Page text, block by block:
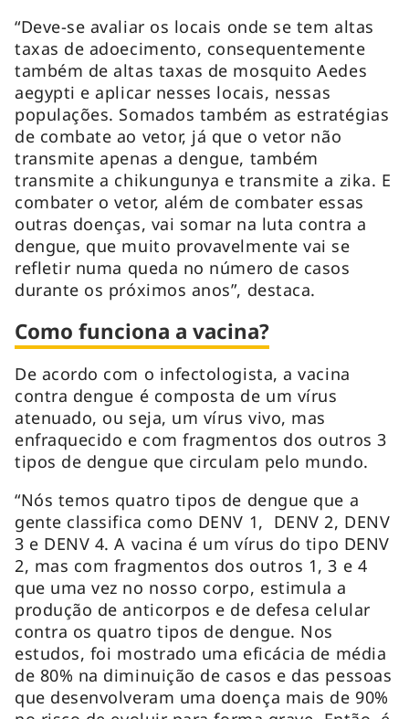
“Deve-se avaliar os locais onde se tem altas
taxas de adoecimento, consequentemente
também de altas taxas de mosquito Aedes
aegypti e aplicar nesses locais, nessas
populações. Somados também as estratégias
de combate ao vetor, já que o vetor não
transmite apenas a dengue, também
transmite a chikungunya e transmite a zika. E
combater o vetor, além de combater essas
outras doenças, vai somar na luta contra a
dengue, que muito provavelmente vai se
refletir numa queda no número de casos
durante os próximos anos”, destaca.
Como funciona a vacina?
De acordo com o infectologista, a vacina
contra dengue é composta de um vírus
atenuado, ou seja, um vírus vivo, mas
enfraquecido e com fragmentos dos outros 3
tipos de dengue que circulam pelo mundo.
“Nós temos quatro tipos de dengue que a
gente classifica como DENV 1, DENV 2, DENV
3 e DENV 4. A vacina é um vírus do tipo DENV
2, mas com fragmentos dos outros 1, 3 e 4
que uma vez no nosso corpo, estimula a
produção de anticorpos e de defesa celular
contra os quatro tipos de dengue. Nos
estudos, foi mostrado uma eficácia de média
de 80% na diminuição de casos e das pessoas
que desenvolveram uma doença mais de 90%